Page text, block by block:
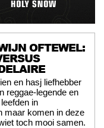
OFTEWEL:
en hasj liefhebber
reggae-legende en
in
maar komen in deze
toch mooi samen.